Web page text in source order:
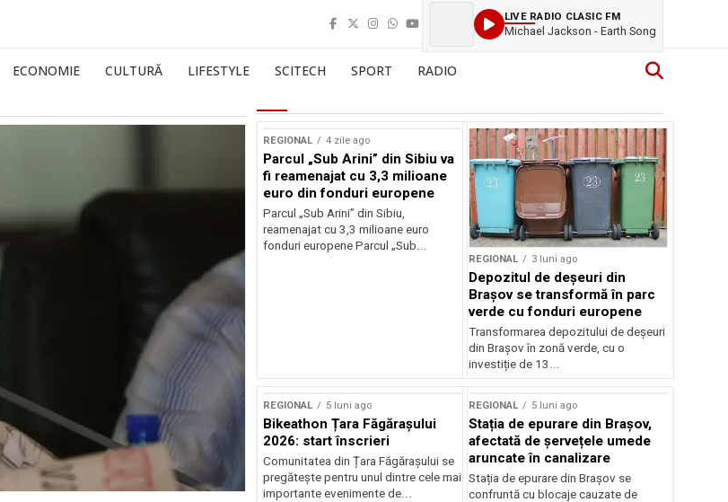
LIVE RADIO CLASIC FM
Michael Jackson - Earth Song
ECONOMIE CULTURĂ LIFESTYLE SCITECH SPORT RADIO
REGIONAL 4 zile ago
Parcul „Sub Arini” din Sibiu va
fi reamenajat cu 3,3 milioane
euro din fonduri europene
Parcul „Sub Arini” din Sibiu,
reamenajat cu 3,3 milioane euro
fonduri europene Parcul „Sub...
REGIONAL 3 luni ago
Depozitul de deșeuri din
Brașov se transformă în parc
verde cu fonduri europene
Transformarea depozitului de deșeuri
din Brașov în zonă verde, cu o
investiție de 13...
REGIONAL 5 luni ago
Bikeathon Țara Făgărașului
2026: start înscrieri
Comunitatea din Țara Făgărașului se
pregătește pentru unul dintre cele mai
importante evenimente de...
REGIONAL 5 luni ago
Stația de epurare din Brașov,
afectată de șervețele umede
aruncate în canalizare
Stația de epurare din Brașov se
confruntă cu blocaje cauzate de